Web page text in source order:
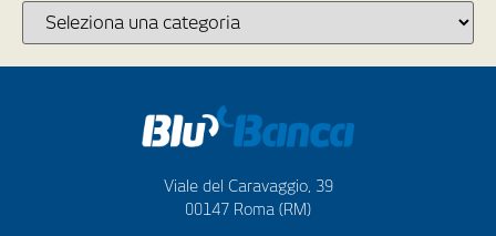
Viale del Caravaggio, 39
00147 Roma (RM)